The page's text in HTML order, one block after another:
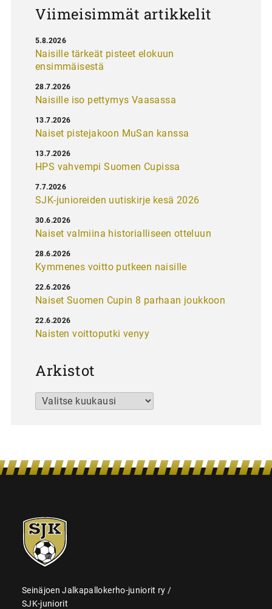
Viimeisimmät artikkelit
Naisille tärkeät pisteet elokuun
ensimmäisestä
5.8.2026
Naisille iso pettymys Vaasassa
28.7.2026
Naiset pistejakoon MuSan kanssa
13.7.2026
HPS vahvempi Suomen Cupissa
13.7.2026
SJK-junioreiden uutiskirje kesä 2026
7.7.2026
Naiset valmiina historialliseen otteluun
30.6.2026
Kymmenes voitto putkeen naisille
28.6.2026
Naiset Suomen Cupin 8 parhaan joukkoon
22.6.2026
Naisten voittoputki venyy
22.6.2026
Arkistot
Arkistot
SJK-
juniorit
Seinäjoen Jalkapallokerho-juniorit ry /
SJK-juniorit